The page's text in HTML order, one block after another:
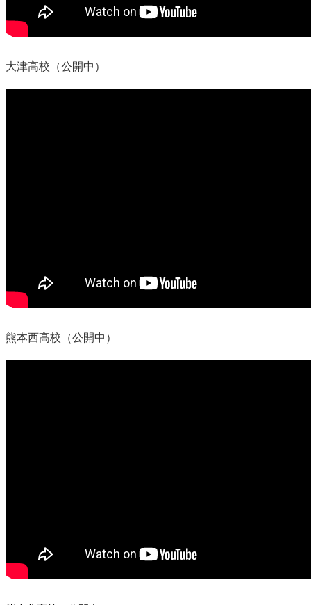
大津高校（公開中）
熊本西高校（公開中）